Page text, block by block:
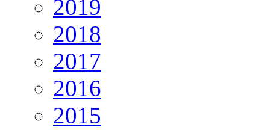
2019
2018
2017
2016
2015